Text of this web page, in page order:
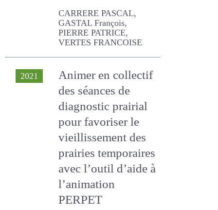
CARRERE PASCAL, GASTAL
François, PIERRE PATRICE,
VERTES FRANCOISE
Animer en collectif
des séances de
diagnostic prairial
pour favoriser le
vieillissement des
prairies
temporaires avec
l’outil d’aide à
l’animation PERPET
DIEULOT ROMAIN, FALAISE